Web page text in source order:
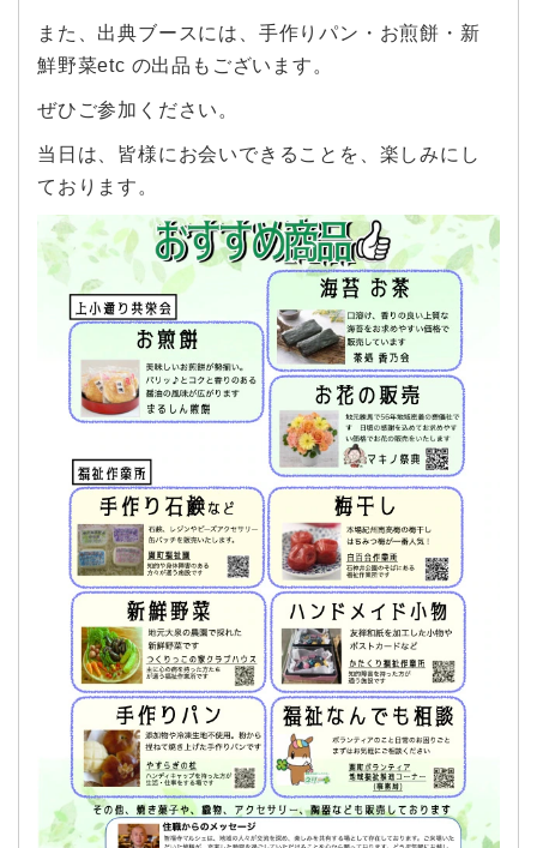
また、出典ブースには、手作りパン・お煎餅・新
鮮野菜etc の出品もございます。
ぜひご参加ください。
当日は、皆様にお会いできることを、楽しみにし
ております。